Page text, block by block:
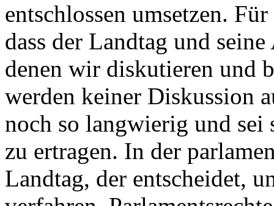
entschlossen umsetzen.
dass der Landtag und
denen wir diskutieren und
werden keiner Diskussion
noch so langwierig und sei
zu ertragen. In der
Landtag, der entscheidet,